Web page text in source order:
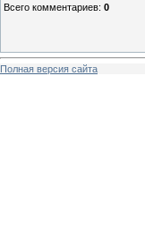
Всего комментариев: 0
Полная версия сайта